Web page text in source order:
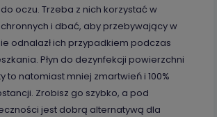
oczu. Trzeba z nich korzystać w
i dbać, aby przebywający w
odnalazł ich przypadkiem podczas
Płyn do dezynfekcji powierzchni
to natomiast mniej zmartwień i 100%
Zrobisz go szybko, a pod
jest dobrą alternatywą dla